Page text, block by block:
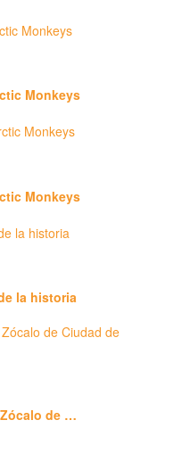
Monkeys
Monkeys
la historia
de …